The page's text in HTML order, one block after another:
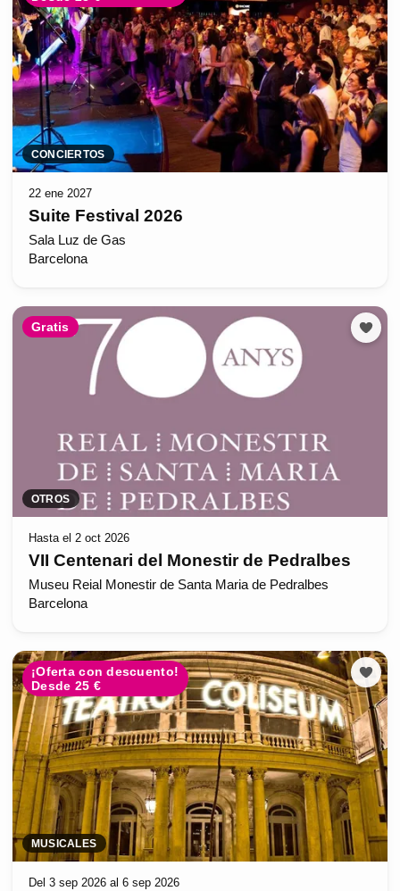
CONCIERTOS
22 ene 2027
Suite Festival 2026
Sala Luz de Gas
Barcelona
Gratis
OTROS
Hasta el 2 oct 2026
VII Centenari del Monestir de Pedralbes
Museu Reial Monestir de Santa Maria de Pedralbes
Barcelona
¡Oferta con descuento!
Desde 25 €
MUSICALES
Del 3 sep 2026 al 6 sep 2026